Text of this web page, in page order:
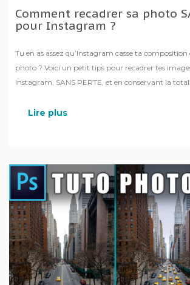
Comment recadrer sa photo
pour Instagram ?
Tu en as assez qu’Instagram casse ta
photo ? Voici un petit tips pour recadrer tes
Instagram, SANS PERTE, et en conservant la
Lire plus